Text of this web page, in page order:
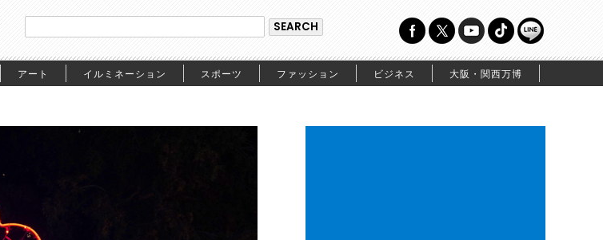
アート イルミネーション スポーツ ファッション ビジネス 大阪・関西万博